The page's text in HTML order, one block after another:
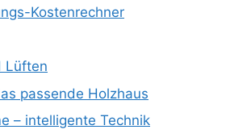
Kostenrechner
Lüften
passende Holzhaus
– intelligente Technik